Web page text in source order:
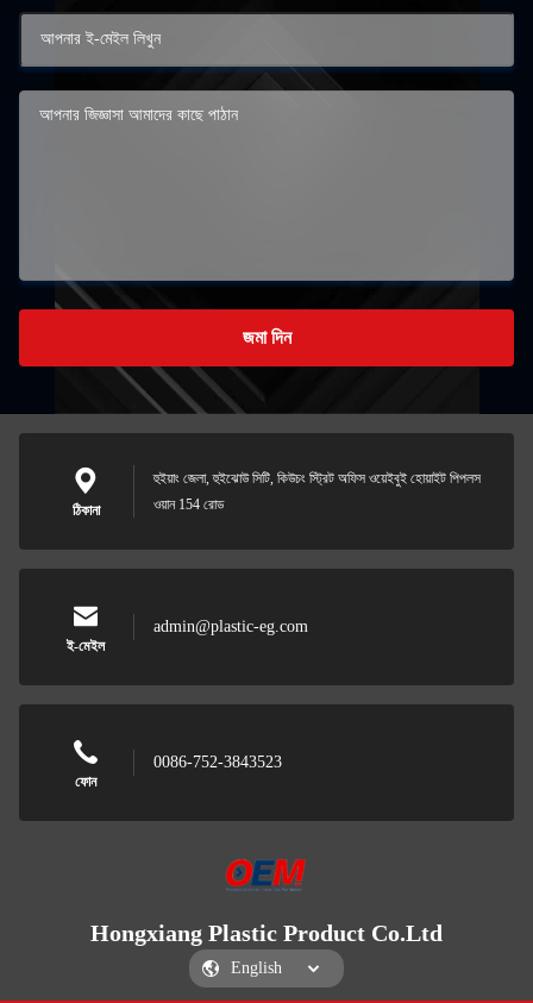
জমা দিন
ঠিকানা
হুইয়াং জেলা, হুইঝোউ সিটি, কিউচং স্ট্রিট অফিস ওয়েইবুই হোয়াইট পিপলস
ওয়ান 154 রোড
ই-মেইল
admin@plastic-eg.com
ফোন
0086-752-3843523
Hongxiang Plastic Product Co.Ltd